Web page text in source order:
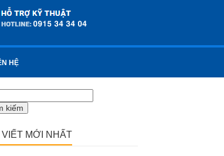
HỆ
VIẾT MỚI NHẤT